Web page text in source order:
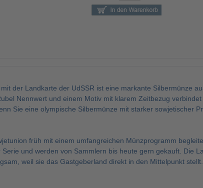
der Landkarte der UdSSR ist eine markante Silbermünze
Nennwert und einem Motiv mit klarem Zeitbezug verbindet
Sie eine olympische Silbermünze mit starker sowjetischer
früh mit einem umfangreichen Münzprogramm
und werden von Sammlern bis heute gern gekauft. Die
weil sie das Gastgeberland direkt in den Mittelpunkt stellt.